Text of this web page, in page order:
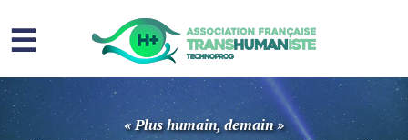
☰
Homme augmenté
Immortalité ?
« Plus humain, demain »